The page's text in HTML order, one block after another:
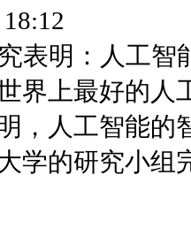
表明：人工
界上最好的
，人工智能的
学的研究小组